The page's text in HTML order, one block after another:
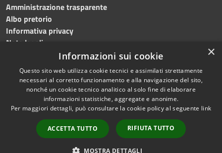
Amministrazione trasparente
Albo pretorio
Informativa privacy
Note legali
Dichiarazione di accessibilità
Accessibilità
Copyright © 2026 • Comune di
Martinengo • Powered by
Municipium•
Accesso
redazione
×
Informazioni sui cookie
Questo sito web utilizza cookie tecnici e assimilati strettamente
necessari al corretto funzionamento e alla navigazione del sito,
nonché un cookie tecnico analitico al solo fine di elaborare
informazioni statistiche, aggregate e anonime.
Per maggiori dettagli, può consultare la cookie policy al seguente link
ACCETTA TUTTO RIFIUTA TUTTO
MOSTRA DETTAGLI